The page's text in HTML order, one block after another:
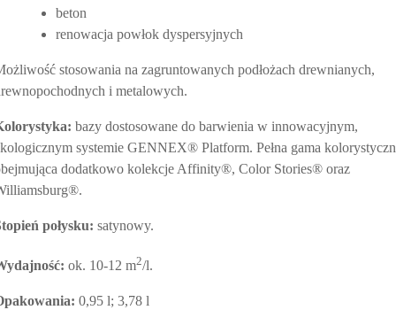
beton
renowacja powłok dyspersyjnych
stosowania na zagruntowanych podłożach drewnianych,
i metalowych.
bazy dostosowane do barwienia w innowacyjnym,
systemie GENNEX® Platform. Pełna gama
dodatkowo kolekcje Affinity®, Color Stories® oraz
połysku: satynowy.
ok. 10-12 m2/l.
0,95 l; 3,78 l